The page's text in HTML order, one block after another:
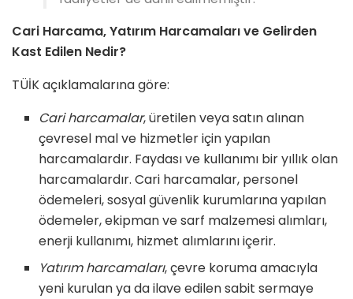
Cari Harcama, Yatırım Harcamaları ve Gelirden
Kast Edilen Nedir?
TÜİK açıklamalarına göre:
Cari harcamalar, üretilen veya satın alınan
çevresel mal ve hizmetler için yapılan
harcamalardır. Faydası ve kullanımı bir yıllık olan
harcamalardır. Cari harcamalar, personel
ödemeleri, sosyal güvenlik kurumlarına yapılan
ödemeler, ekipman ve sarf malzemesi alımları,
enerji kullanımı, hizmet alımlarını içerir.
Yatırım harcamaları, çevre koruma amacıyla
yeni kurulan ya da ilave edilen sabit sermaye